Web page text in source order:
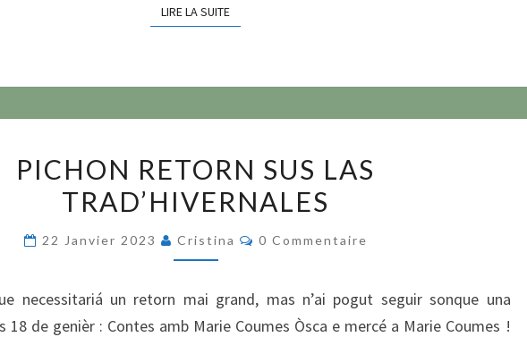
LIRE LA SUITELIRE LA SUITE
RETORN
SUS
PICHON RETORN SUS LAS
TRAD’HIVERNALES
22 Janvier 2023 Cristina Commentaires
0 Commentaire
necessitariá un retorn mai grand, mas n’ai pogut seguir sonque una
18 de genièr : Contes amb Marie Coumes Òsca e mercé a Marie Coumes !